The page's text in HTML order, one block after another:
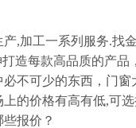
产,加工一系列服务.找
造每款高品质的产品
不可少的东西，门
的价格有高有低,可
报价？